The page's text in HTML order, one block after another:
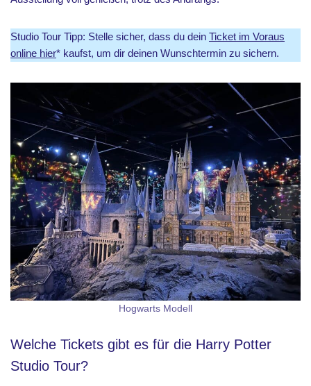
Studio Tour Tipp: Stelle sicher, dass du dein Ticket im Voraus
online hier* kaufst, um dir deinen Wunschtermin zu sichern.
Hogwarts Modell
Welche Tickets gibt es für die Harry Potter
Studio Tour?